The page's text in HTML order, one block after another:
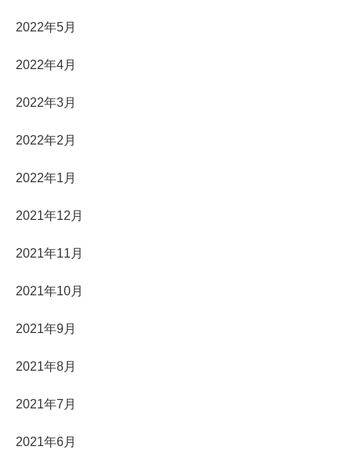
2022年5月
2022年4月
2022年3月
2022年2月
2022年1月
2021年12月
2021年11月
2021年10月
2021年9月
2021年8月
2021年7月
2021年6月